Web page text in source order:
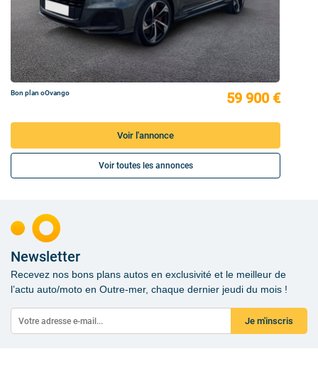
Bon plan oOvango 59 900 €
Voir l'annonce
Voir toutes les annonces
Newsletter
Recevez nos bons plans autos en exclusivité et le meilleur de
l’actu auto/moto en Outre-mer, chaque dernier jeudi du mois !
Je m'inscris